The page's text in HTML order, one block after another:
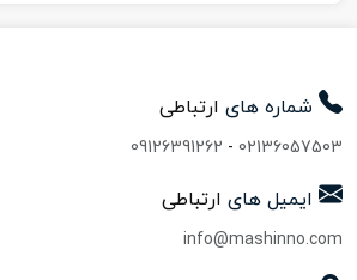
شماره های ارتباطی
02136057503
-
09126391262
ایمیل های ارتباطی
info@mashinno.com